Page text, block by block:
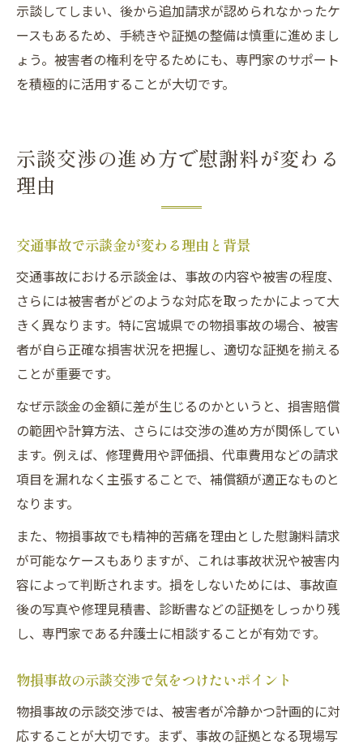
示談してしまい、後から追加請求が認められなかったケ
ースもあるため、手続きや証拠の整備は慎重に進めまし
ょう。被害者の権利を守るためにも、専門家のサポート
を積極的に活用することが大切です。
示談交渉の進め方で慰謝料が変わる
理由
交通事故で示談金が変わる理由と背景
交通事故における示談金は、事故の内容や被害の程度、
さらには被害者がどのような対応を取ったかによって大
きく異なります。特に宮城県での物損事故の場合、被害
者が自ら正確な損害状況を把握し、適切な証拠を揃える
ことが重要です。
なぜ示談金の金額に差が生じるのかというと、損害賠償
の範囲や計算方法、さらには交渉の進め方が関係してい
ます。例えば、修理費用や評価損、代車費用などの請求
項目を漏れなく主張することで、補償額が適正なものと
なります。
また、物損事故でも精神的苦痛を理由とした慰謝料請求
が可能なケースもありますが、これは事故状況や被害内
容によって判断されます。損をしないためには、事故直
後の写真や修理見積書、診断書などの証拠をしっかり残
し、専門家である弁護士に相談することが有効です。
物損事故の示談交渉で気をつけたいポイント
物損事故の示談交渉では、被害者が冷静かつ計画的に対
応することが大切です。まず、事故の証拠となる現場写